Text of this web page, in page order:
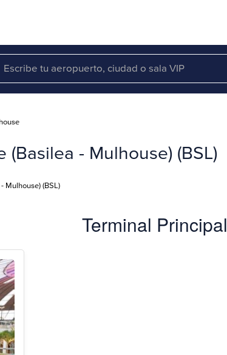
- Mulhouse) (BSL)
Mulhouse) (BSL)
Terminal Principal